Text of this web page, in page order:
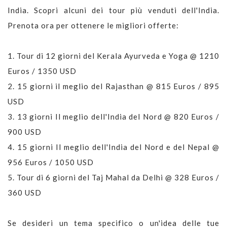
India. Scopri alcuni dei tour più venduti dell'India.
Prenota ora per ottenere le migliori offerte:
1. Tour di 12 giorni del Kerala Ayurveda e Yoga @ 1210
Euros / 1350 USD
2. 15 giorni il meglio del Rajasthan @ 815 Euros / 895
USD
3. 13 giorni Il meglio dell'India del Nord @ 820 Euros /
900 USD
4. 15 giorni Il meglio dell'India del Nord e del Nepal @
956 Euros / 1050 USD
5. Tour di 6 giorni del Taj Mahal da Delhi @ 328 Euros /
360 USD
Se desideri un tema specifico o un'idea delle tue